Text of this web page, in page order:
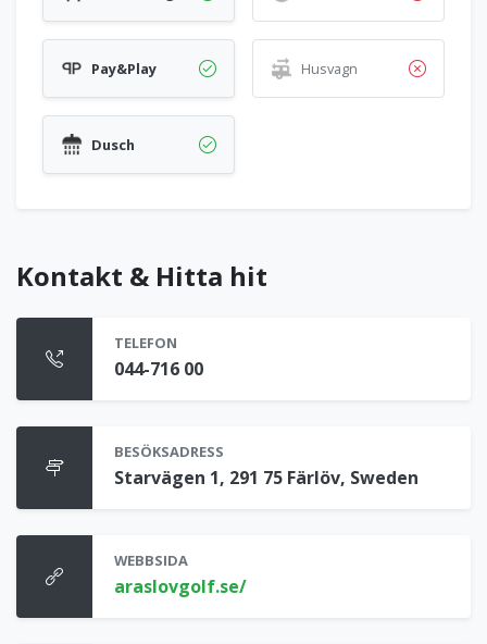
Pay&Play Husvagn
Dusch
Kontakt & Hitta hit
TELEFON
044-716 00
BESÖKSADRESS
Starvägen 1, 291 75 Färlöv, Sweden
WEBBSIDA
araslovgolf.se/